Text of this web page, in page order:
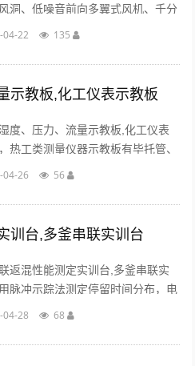
洞、低噪音前向多翼式风机、千分
检测滑道、斜管微压计、加热器、
04-22 135
示教板,化工仪表示教板
度、压力、流量示教板,化工仪表
热工类测量仪器示教板有毕托管、
量计、转子流量计、蜗轮流量计和
04-26 56
训台,多釜串联实训台
返混性能测定实训台,多釜串联实
脉冲示踪法测定停留时间分布，电
确实时检测记录各反应器出口示踪
04-28 68